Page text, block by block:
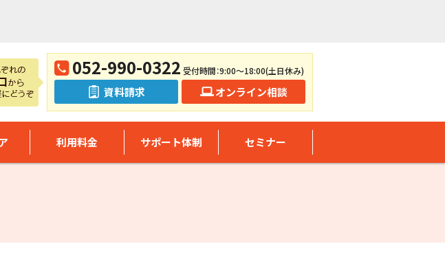
052-990-0322 受付時間：9:00～18:00(土日休み)
資料請求 オンライン相談
利用料金 サポート体制 セミナー